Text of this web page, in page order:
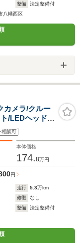
整備
法定整備付
八幡西区
メラ/クルー
/LEDヘッドラ
イール/プッ
談可
本体価格
174.8万円
円
走行 5.3万km
修復
なし
整備
法定整備付